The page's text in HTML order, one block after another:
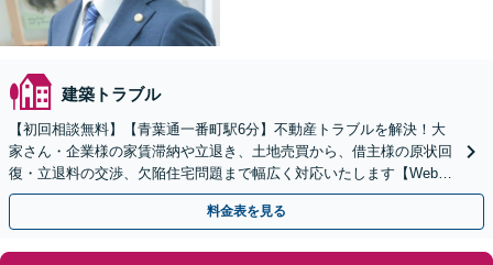
建築トラブル
【初回相談無料】【青葉通一番町駅6分】不動産トラブルを解決！大
家さん・企業様の家賃滞納や立退き、土地売買から、借主様の原状回
復・立退料の交渉、欠陥住宅問題まで幅広く対応いたします【Web面
談可能】
料金表を見る